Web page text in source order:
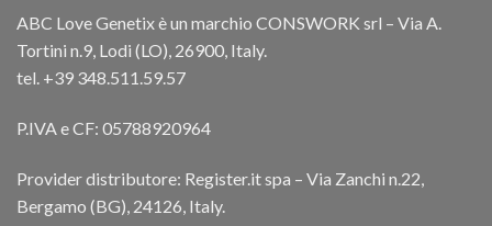
ABC Love Genetix è un marchio CONSWORK srl – Via A.
Tortini n.9, Lodi (LO), 26900, Italy.
tel. +39 348.511.59.57
P.IVA e CF: 05788920964
Provider distributore: Register.it spa – Via Zanchi n.22,
Bergamo (BG), 24126, Italy.